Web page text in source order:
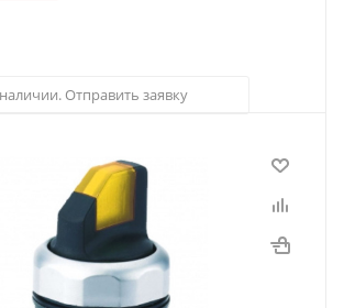
Отправить заявку